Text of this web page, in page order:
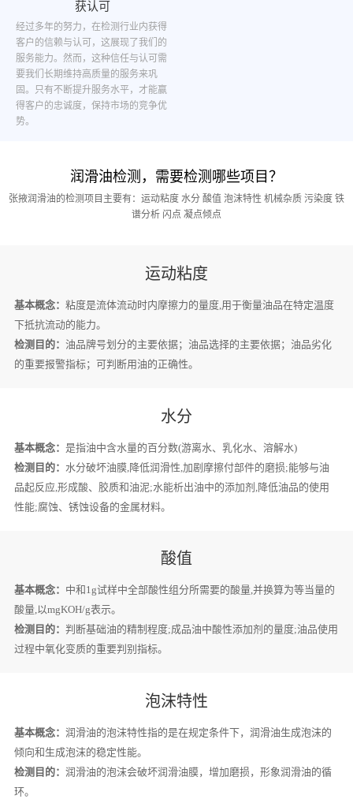
获认可
经过多年的努力，在检测行业内获得
客户的信赖与认可，这展现了我们的
服务能力。然而，这种信任与认可需
要我们长期维持高质量的服务来巩
固。只有不断提升服务水平，才能赢
得客户的忠诚度，保持市场的竞争优
势。
润滑油检测，需要检测哪些项目？
张掖润滑油的检测项目主要有：运动粘度 水分 酸值 泡沫特性 机械杂质 污染度 铁
谱分析 闪点 凝点倾点
运动粘度
基本概念： 粘度是流体流动时内摩擦力的量度,用于衡量油品在特定温度
下抵抗流动的能力。
检测目的： 油品牌号划分的主要依据；油品选择的主要依据；油品劣化
的重要报警指标；可判断用油的正确性。
水分
基本概念： 是指油中含水量的百分数(游离水、乳化水、溶解水)
检测目的： 水分破坏油膜,降低润滑性,加剧摩擦付部件的磨损;能够与油
品起反应,形成酸、胶质和油泥;水能析出油中的添加剂,降低油品的使用
性能;腐蚀、锈蚀设备的金属材料。
酸值
基本概念： 中和1g试样中全部酸性组分所需要的酸量,并换算为等当量的
酸量,以mgKOH/g表示。
检测目的： 判断基础油的精制程度;成品油中酸性添加剂的量度;油品使用
过程中氧化变质的重要判别指标。
泡沫特性
基本概念： 润滑油的泡沫特性指的是在规定条件下，润滑油生成泡沫的
倾向和生成泡沫的稳定性能。
检测目的： 润滑油的泡沫会破坏润滑油膜，增加磨损，形象润滑油的循
环。